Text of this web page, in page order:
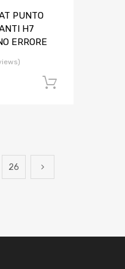
PUNTO
H7
ERRORE
26